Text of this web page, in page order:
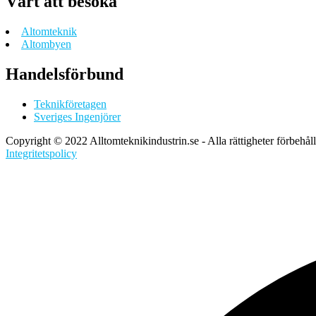
Altomteknik
Altombyen
Handelsförbund
Teknikföretagen
Sveriges Ingenjörer
Copyright © 2022 Alltomteknikindustrin.se - Alla rättigheter
Integritetspolicy